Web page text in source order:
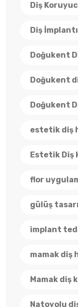
Diş
Diş İmplantı
Doğukent
Doğukent
Doğukent
estetik diş
Estetik Diş
flor
gülüş
implant
mamak diş
Mamak diş
Natoyolu